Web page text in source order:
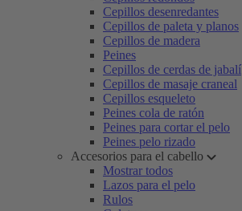
Cepillos desenredantes
Cepillos de paleta y planos
Cepillos de madera
Peines
Cepillos de cerdas de jabalí
Cepillos de masaje craneal
Cepillos esqueleto
Peines cola de ratón
Peines para cortar el pelo
Peines pelo rizado
Accesorios para el cabello
Mostrar todos
Lazos para el pelo
Rulos